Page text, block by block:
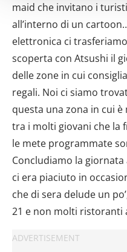
attivamente alla
(impronte digitali).
Approfondisci come
e imposta le tue
modificare o ritirare il tuo
dalla Dichiarazione sui
Utilizziamo i cookie per
annunci, per fornire
analizzare il nostro
informazioni sul modo in
nostri partner che si
pubblicità e social media,
con altre informazioni che
raccolto dal tuo utilizzo dei
maid che invitano i
all’interno di un
elettronica ci
scoperta con Atsushi il
delle zone in cui
regali. Noi ci siamo
questa una zona in cui
tra i molti giovani che la
le mete programmate
Concludiamo la
ci era piaciuto in
che di sera delude un
21 e non molti ristoranti